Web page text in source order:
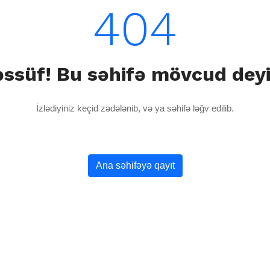
404
Bu səhifə mövcud
İzlədiyiniz keçid zədələnib, və ya səhifə ləğv edilib.
Ana səhifəyə qayıt